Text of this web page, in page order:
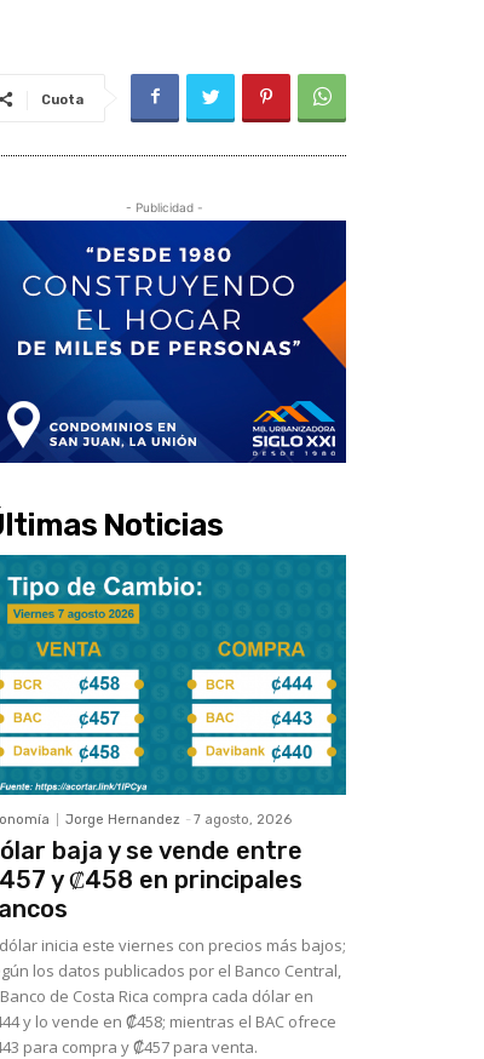
Cuota
- Publicidad -
Noticias
Jorge Hernandez - 7 agosto, 2026
baja y se vende entre
y ₡458 en principales
inicia este viernes con precios más bajos;
los datos publicados por el Banco Central,
de Costa Rica compra cada dólar en
y lo vende en ₡458; mientras el BAC ofrece
para compra y ₡457 para venta.